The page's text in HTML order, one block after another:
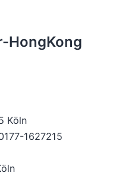
HongKong
Köln
1627215